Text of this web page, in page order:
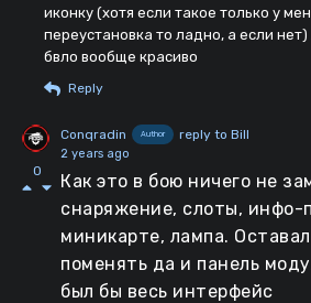
иконку (хотя если такое только у
переустановка то ладно, а если
бвло вообще красиво
Reply
0
Conqradin Author reply to Bill
2 years ago
Как это в бою ничего не
снаряжение, слоты, инфо-
миникарте, лампа.
поменять да и панель
был бы весь интерфейс